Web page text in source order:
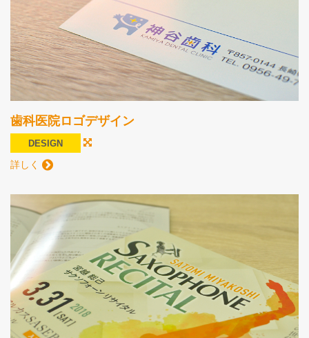
歯科医院ロゴデザイン
DESIGN
詳しく